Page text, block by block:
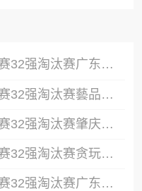
08月04日佛山西甲足球联赛32强淘汰赛广东西南建设VS香港圣徒全场录像
08月04日佛山西甲足球联赛32强淘汰赛藝品高國際VS湛江狂狼·粵辉能源全场录像
08月04日佛山西甲足球联赛32强淘汰赛肇庆恒骏成VS三七互娱全场录像
08月04日佛山西甲足球联赛32强淘汰赛贪玩游戏VS美的薪火全场录像
08月03日佛山西甲足球联赛32强淘汰赛广东客家青年VS广州英华思力U17全场录像